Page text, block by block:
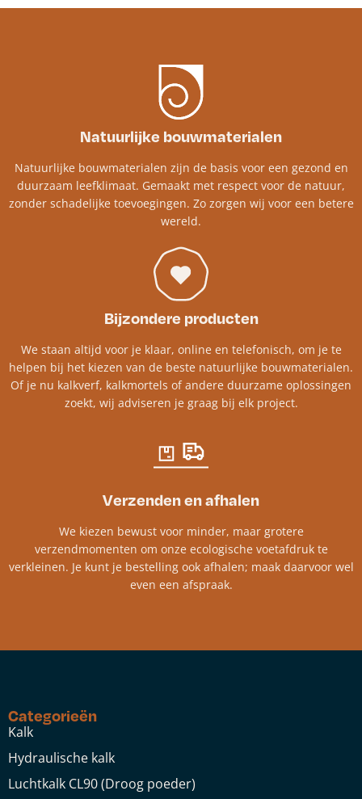
Natuurlijke bouwmaterialen
Natuurlijke bouwmaterialen zijn de basis voor een gezond en
duurzaam leefklimaat. Gemaakt met respect voor de natuur,
zonder schadelijke toevoegingen. Zo zorgen wij voor een betere
wereld.
Bijzondere producten
We staan altijd voor je klaar, online en telefonisch, om je te
helpen bij het kiezen van de beste natuurlijke bouwmaterialen.
Of je nu kalkverf, kalkmortels of andere duurzame oplossingen
zoekt, wij adviseren je graag bij elk project.​
Verzenden en afhalen
We kiezen bewust voor minder, maar grotere
verzendmomenten om onze ecologische voetafdruk te
verkleinen. Je kunt je bestelling ook afhalen; maak daarvoor wel
even een afspraak.
Categorieën
Kalk
Hydraulische kalk
Luchtkalk CL90 (Droog poeder)